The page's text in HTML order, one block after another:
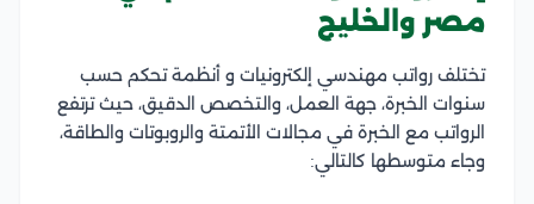
مصر والخليج
تختلف رواتب مهندسي إلكترونيات و أنظمة تحكم حسب
سنوات الخبرة، جهة العمل، والتخصص الدقيق، حيث ترتفع
الرواتب مع الخبرة في مجالات الأتمتة والروبوتات والطاقة،
وجاء متوسطها كالتالي: